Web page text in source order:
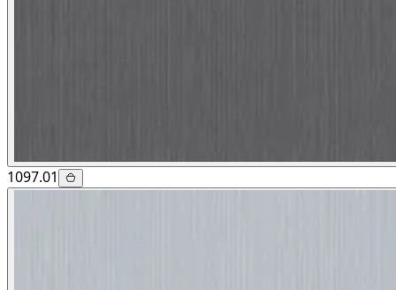
1097.01